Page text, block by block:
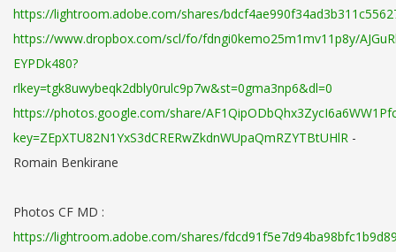
https://lightroom.adobe.com/shares/
https://www.dropbox.com/scl/fo/fdngi0kemo25m1mv11p8y/
EYPDk480?
rlkey=tgk8uwybeqk2dbly0rulc9p7w&st=0gma3np6&dl=0
https://photos.google.com/share/
key=ZEpXTU82N1YxS3dCRERwZkdnWUpaQmRZYTBtUHlR -
Romain Benkirane
Photos CF MD :
https://lightroom.adobe.com/shares/